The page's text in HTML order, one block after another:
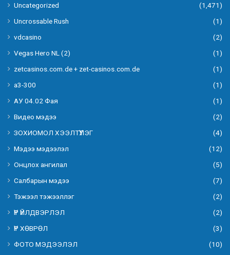
Uncategorized
(1,471)
Uncrossable Rush
(1)
vdcasino
(2)
Vegas Hero NL (2)
(1)
zetcasinos.com.de + zet-casinos.com.de
(1)
а3-300
(1)
АУ 04.02 Фая
(1)
Видео мэдээ
(2)
ЗОХИОМОЛ ХЭЭЛТҮҮЛЭГ
(4)
Мэдээ мэдээлэл
(12)
Онцлох ангилал
(5)
Салбарын мэдээ
(7)
Тэжээл тэжээллэг
(2)
ҮР ҮЙЛДВЭРЛЭЛ
(2)
ҮР ХӨВРӨЛ
(3)
ФОТО МЭДЭЭЛЭЛ
(10)